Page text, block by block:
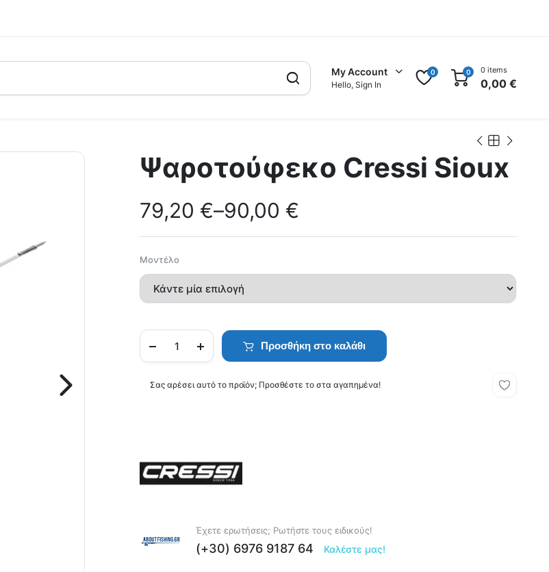
My Account
Hello, Sign In
0 0 0 items
0,00€
Ψαροτούφεκο Cressi Sioux
79,20 €–90,00 €
Μοντέλο
Προσθήκη στο καλάθι
Σας αρέσει αυτό το προϊόν; Προσθέστε το στα αγαπημένα!
Έχετε ερωτήσεις; Ρωτήστε τους ειδικούς!
(+30) 6976 9187 64 Καλέστε μας!